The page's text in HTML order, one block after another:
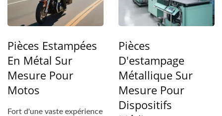
Pièces Estampées
En Métal Sur
Mesure Pour
Motos
Fort d'une vaste expérience
Pièces
D'estampage
Métallique Sur
Mesure Pour
Dispositifs